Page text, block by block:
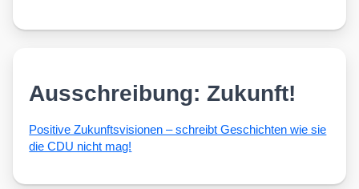
Ausschreibung: Zukunft!
Posi­ti­ve Zukunfts­vi­sio­nen – schreibt Geschich­ten wie sie
die CDU nicht mag!